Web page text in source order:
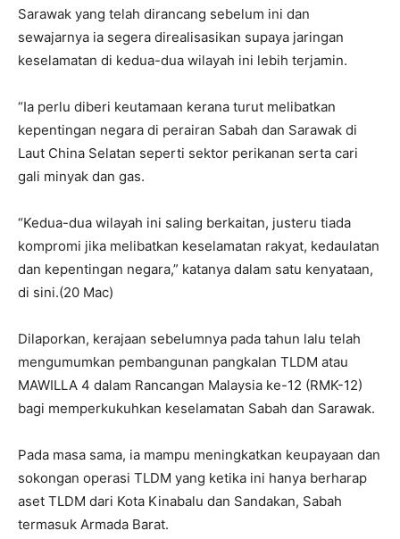
Sarawak yang telah dirancang sebelum ini dan
sewajarnya ia segera direalisasikan supaya jaringan
keselamatan di kedua-dua wilayah ini lebih terjamin.
“Ia perlu diberi keutamaan kerana turut melibatkan
kepentingan negara di perairan Sabah dan Sarawak di
Laut China Selatan seperti sektor perikanan serta cari
gali minyak dan gas.
“Kedua-dua wilayah ini saling berkaitan, justeru tiada
kompromi jika melibatkan keselamatan rakyat, kedaulatan
dan kepentingan negara,” katanya dalam satu kenyataan,
di sini.(20 Mac)
Dilaporkan, kerajaan sebelumnya pada tahun lalu telah
mengumumkan pembangunan pangkalan TLDM atau
MAWILLA 4 dalam Rancangan Malaysia ke-12 (RMK-12)
bagi memperkukuhkan keselamatan Sabah dan Sarawak.
Pada masa sama, ia mampu meningkatkan keupayaan dan
sokongan operasi TLDM yang ketika ini hanya berharap
aset TLDM dari Kota Kinabalu dan Sandakan, Sabah
termasuk Armada Barat.